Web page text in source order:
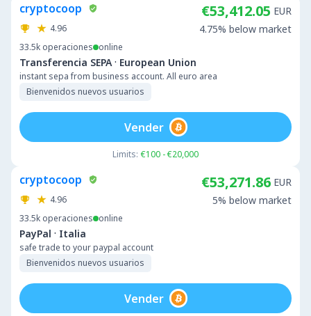
cryptocoop
4.96
33.5k operaciones online
Transferencia SEPA · European Union
instant sepa from business account. All euro area
Bienvenidos nuevos usuarios
€53,412.05 EUR
4.75% below market
Limits: €100 - €20,000
Vender
cryptocoop
4.96
33.5k operaciones online
PayPal · Italia
safe trade to your paypal account
Bienvenidos nuevos usuarios
€53,271.86 EUR
5% below market
Vender